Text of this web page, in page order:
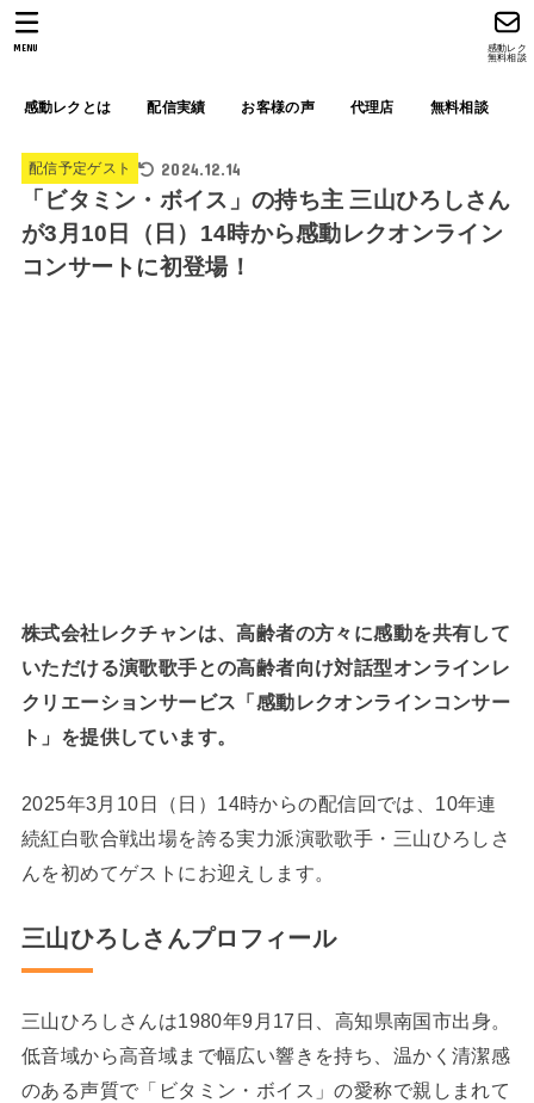
感動レクとは 配信実績 お客様の声 代理店 無料相談
感動レク
無料相談
MENU
配信予定ゲスト 2024.12.14
「ビタミン・ボイス」の持ち主 三山ひろしさん
が3月10日（日）14時から感動レクオンライン
コンサートに初登場！
株式会社レクチャンは、高齢者の方々に感動を共有して
いただける演歌歌手との高齢者向け対話型オンラインレ
クリエーションサービス「感動レクオンラインコンサー
ト」を提供しています。
2025年3月10日（日）14時からの配信回では、10年連
続紅白歌合戦出場を誇る実力派演歌歌手・三山ひろしさ
んを初めてゲストにお迎えします。
三山ひろしさんプロフィール
三山ひろしさんは1980年9月17日、高知県南国市出身。
低音域から高音域まで幅広い響きを持ち、温かく清潔感
のある声質で「ビタミン・ボイス」の愛称で親しまれて